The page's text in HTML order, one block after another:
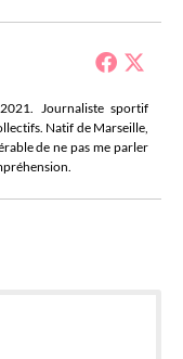
Journaliste sportif
Natif de Marseille,
de ne pas me parler